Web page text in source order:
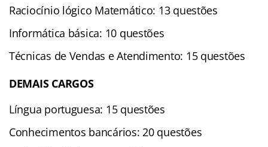
Raciocínio lógico Matemático: 13 questões
Informática básica: 10 questões
Técnicas de Vendas e Atendimento: 15 questões
DEMAIS CARGOS
Língua portuguesa: 15 questões
Conhecimentos bancários: 20 questões